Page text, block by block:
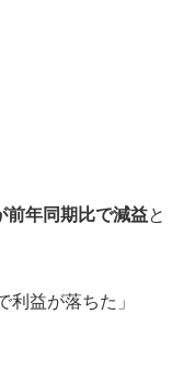
前年同期比で減益と
益が落ちた」